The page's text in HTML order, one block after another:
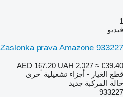
1
فيديو
Zaslonka prava Amazone 933227 لـ آلة رش الأسمدة
AED 167.20 UAH 2,027 ≈ €39.40
قطع الغيار - أجزاء تشغيلية أخرى
حالة المركبة جديد
933227